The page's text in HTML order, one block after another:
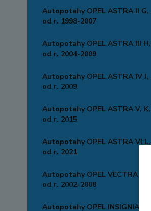
Autopotahy OPEL ASTRA II G,
od r. 1998-2007
Autopotahy OPEL ASTRA III H,
od r. 2004-2009
Autopotahy OPEL ASTRA IV J,
od r. 2009
Autopotahy OPEL ASTRA V, K,
od r. 2015
Autopotahy OPEL ASTRA VI L,
od r. 2021
Autopotahy OPEL VECTRA C,
od r. 2002-2008
Autopotahy OPEL INSIGNIA, od